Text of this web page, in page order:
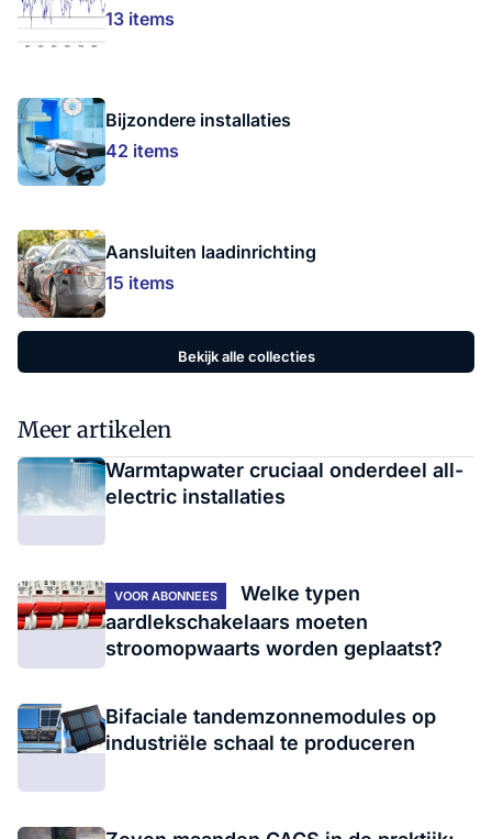
13 items
Bijzondere installaties
42 items
Aansluiten laadinrichting
15 items
Bekijk alle collecties
Meer artikelen
Warmtapwater cruciaal onderdeel all-
electric installaties
VOOR ABONNEES
Welke typen
aardlekschakelaars moeten
stroomopwaarts worden geplaatst?
Bifaciale tandemzonnemodules op
industriële schaal te produceren